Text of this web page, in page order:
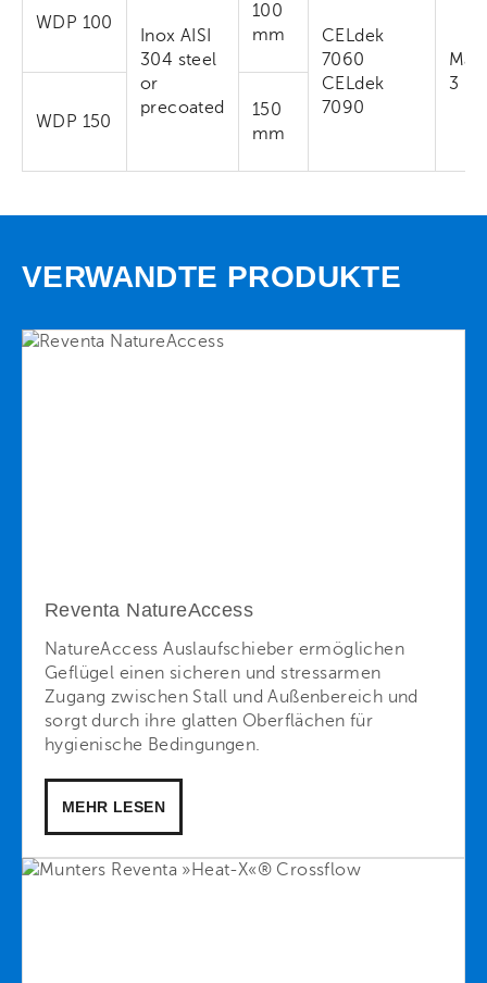
WDP 100
Inox AISI
304 steel
or
precoated
100
mm
CELdek
7060
CELdek
7090
Max.
3 m
WDP 150
150
mm
VERWANDTE PRODUKTE
Reventa NatureAccess
NatureAccess Auslaufschieber ermöglichen
Geflügel einen sicheren und stressarmen
Zugang zwischen Stall und Außenbereich und
sorgt durch ihre glatten Oberflächen für
hygienische Bedingungen.
MEHR LESEN